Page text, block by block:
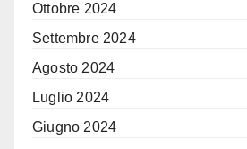
Ottobre 2024
Settembre 2024
Agosto 2024
Luglio 2024
Giugno 2024